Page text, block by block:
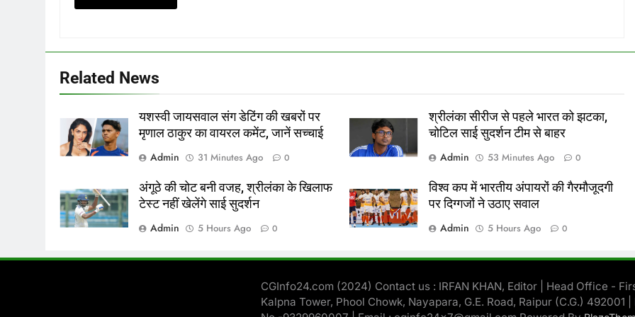
Related News
यशस्वी जायसवाल संग डेटिंग की खबरों पर
मृणाल ठाकुर का वायरल कमेंट, जानें सच्चाई
Admin
31 Minutes Ago 0
श्रीलंका सीरीज से पहले भारत को झटका,
चोटिल साई सुदर्शन टीम से बाहर
Admin
53 Minutes Ago 0
अंगूठे की चोट बनी वजह, श्रीलंका के खिलाफ
टेस्ट नहीं खेलेंगे साई सुदर्शन
Admin
5 Hours Ago 0
विश्व कप में भारतीय अंपायरों की गैरमौजूदगी
पर दिग्गजों ने उठाए सवाल
Admin
5 Hours Ago 0
CGInfo24.com (2024) Contact us : IRFAN KHAN, Editor | Head Office -
Kalpna Tower, Phool Chowk, Nayapara, G.E. Road, Raipur (C.G.) 492001